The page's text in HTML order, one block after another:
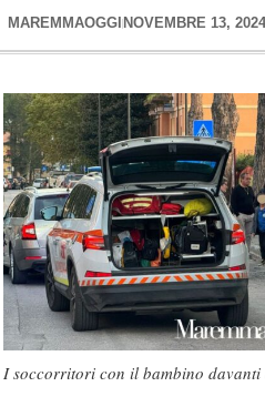
MAREMMAOGGI NOVEMBRE 13, 2024
I soccorritori con il bambino davanti